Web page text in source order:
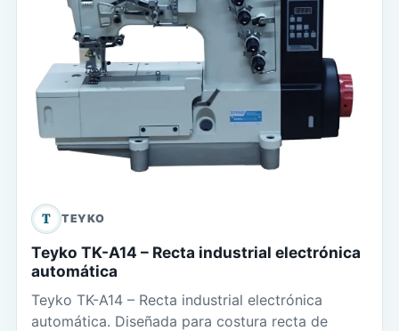
T TEYKO
Teyko TK-A14 – Recta industrial electrónica
automática
Teyko TK-A14 – Recta industrial electrónica
automática. Diseñada para costura recta de